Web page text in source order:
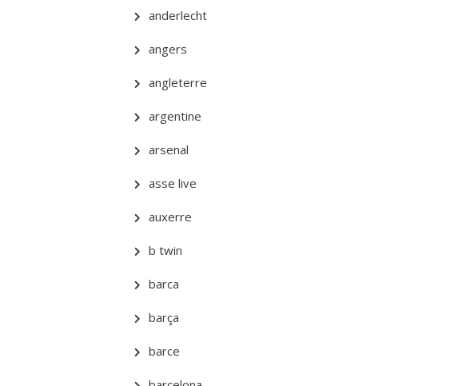
anderlecht
angers
angleterre
argentine
arsenal
asse live
auxerre
b twin
barca
barça
barce